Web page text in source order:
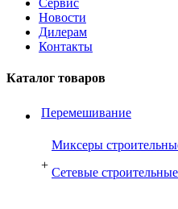
Сервис
Новости
Дилерам
Контакты
Каталог товаров
Перемешивание
+
Миксеры
Сетевые